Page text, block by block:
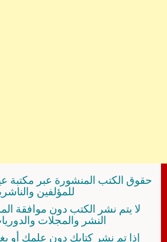
حقوق الكتب المنشورة عبر مكتبة
للمؤلفين
لا يتم نشر الكتب دون موافقة
النشر والمجلات
إذا تم نشر كتابك دون علمك أو